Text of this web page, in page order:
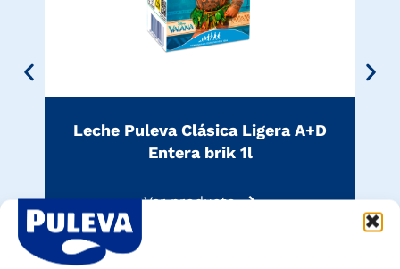
Leche Puleva Clásica Ligera A+D
Entera brik 1l
Ver producto